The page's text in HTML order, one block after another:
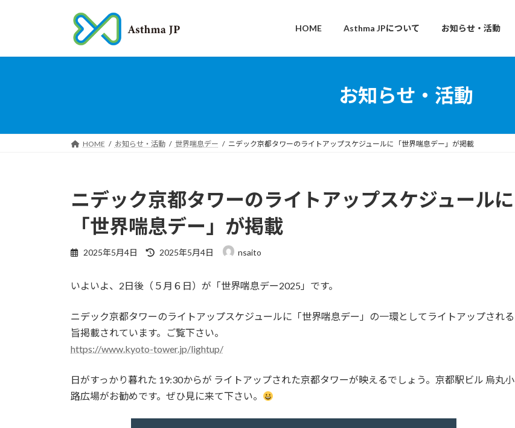
プ
動
HOME Asthma JPについて お知らせ・活動
お知らせ・活動
HOME お知らせ・活動 世界喘息デー ニデック京都タワーのライトアップスケジュールに「世界喘息デー」が掲載
ニデック京都タワーのライトアップスケジュールに
「世界喘息デー」が掲載
2025年5月4日
最
新
:
2025年5月4日 nsaito
いよいよ、2日後（５月６日）が「世界喘息デー2025」です。
ニデック京都タワーのライトアップスケジュールに「世界喘息デー」の一環としてライトアップされる
旨掲載されています。ご覧下さい。
https://www.kyoto-tower.jp/lightup/
日がすっかり暮れた 19:30からが ライトアップされた京都タワーが映えるでしょう。京都駅ビル 烏丸小
路広場がお勧めです。ぜひ見に来て下さい。